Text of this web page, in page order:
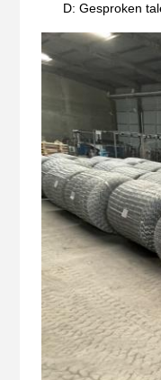
D: Gesproken